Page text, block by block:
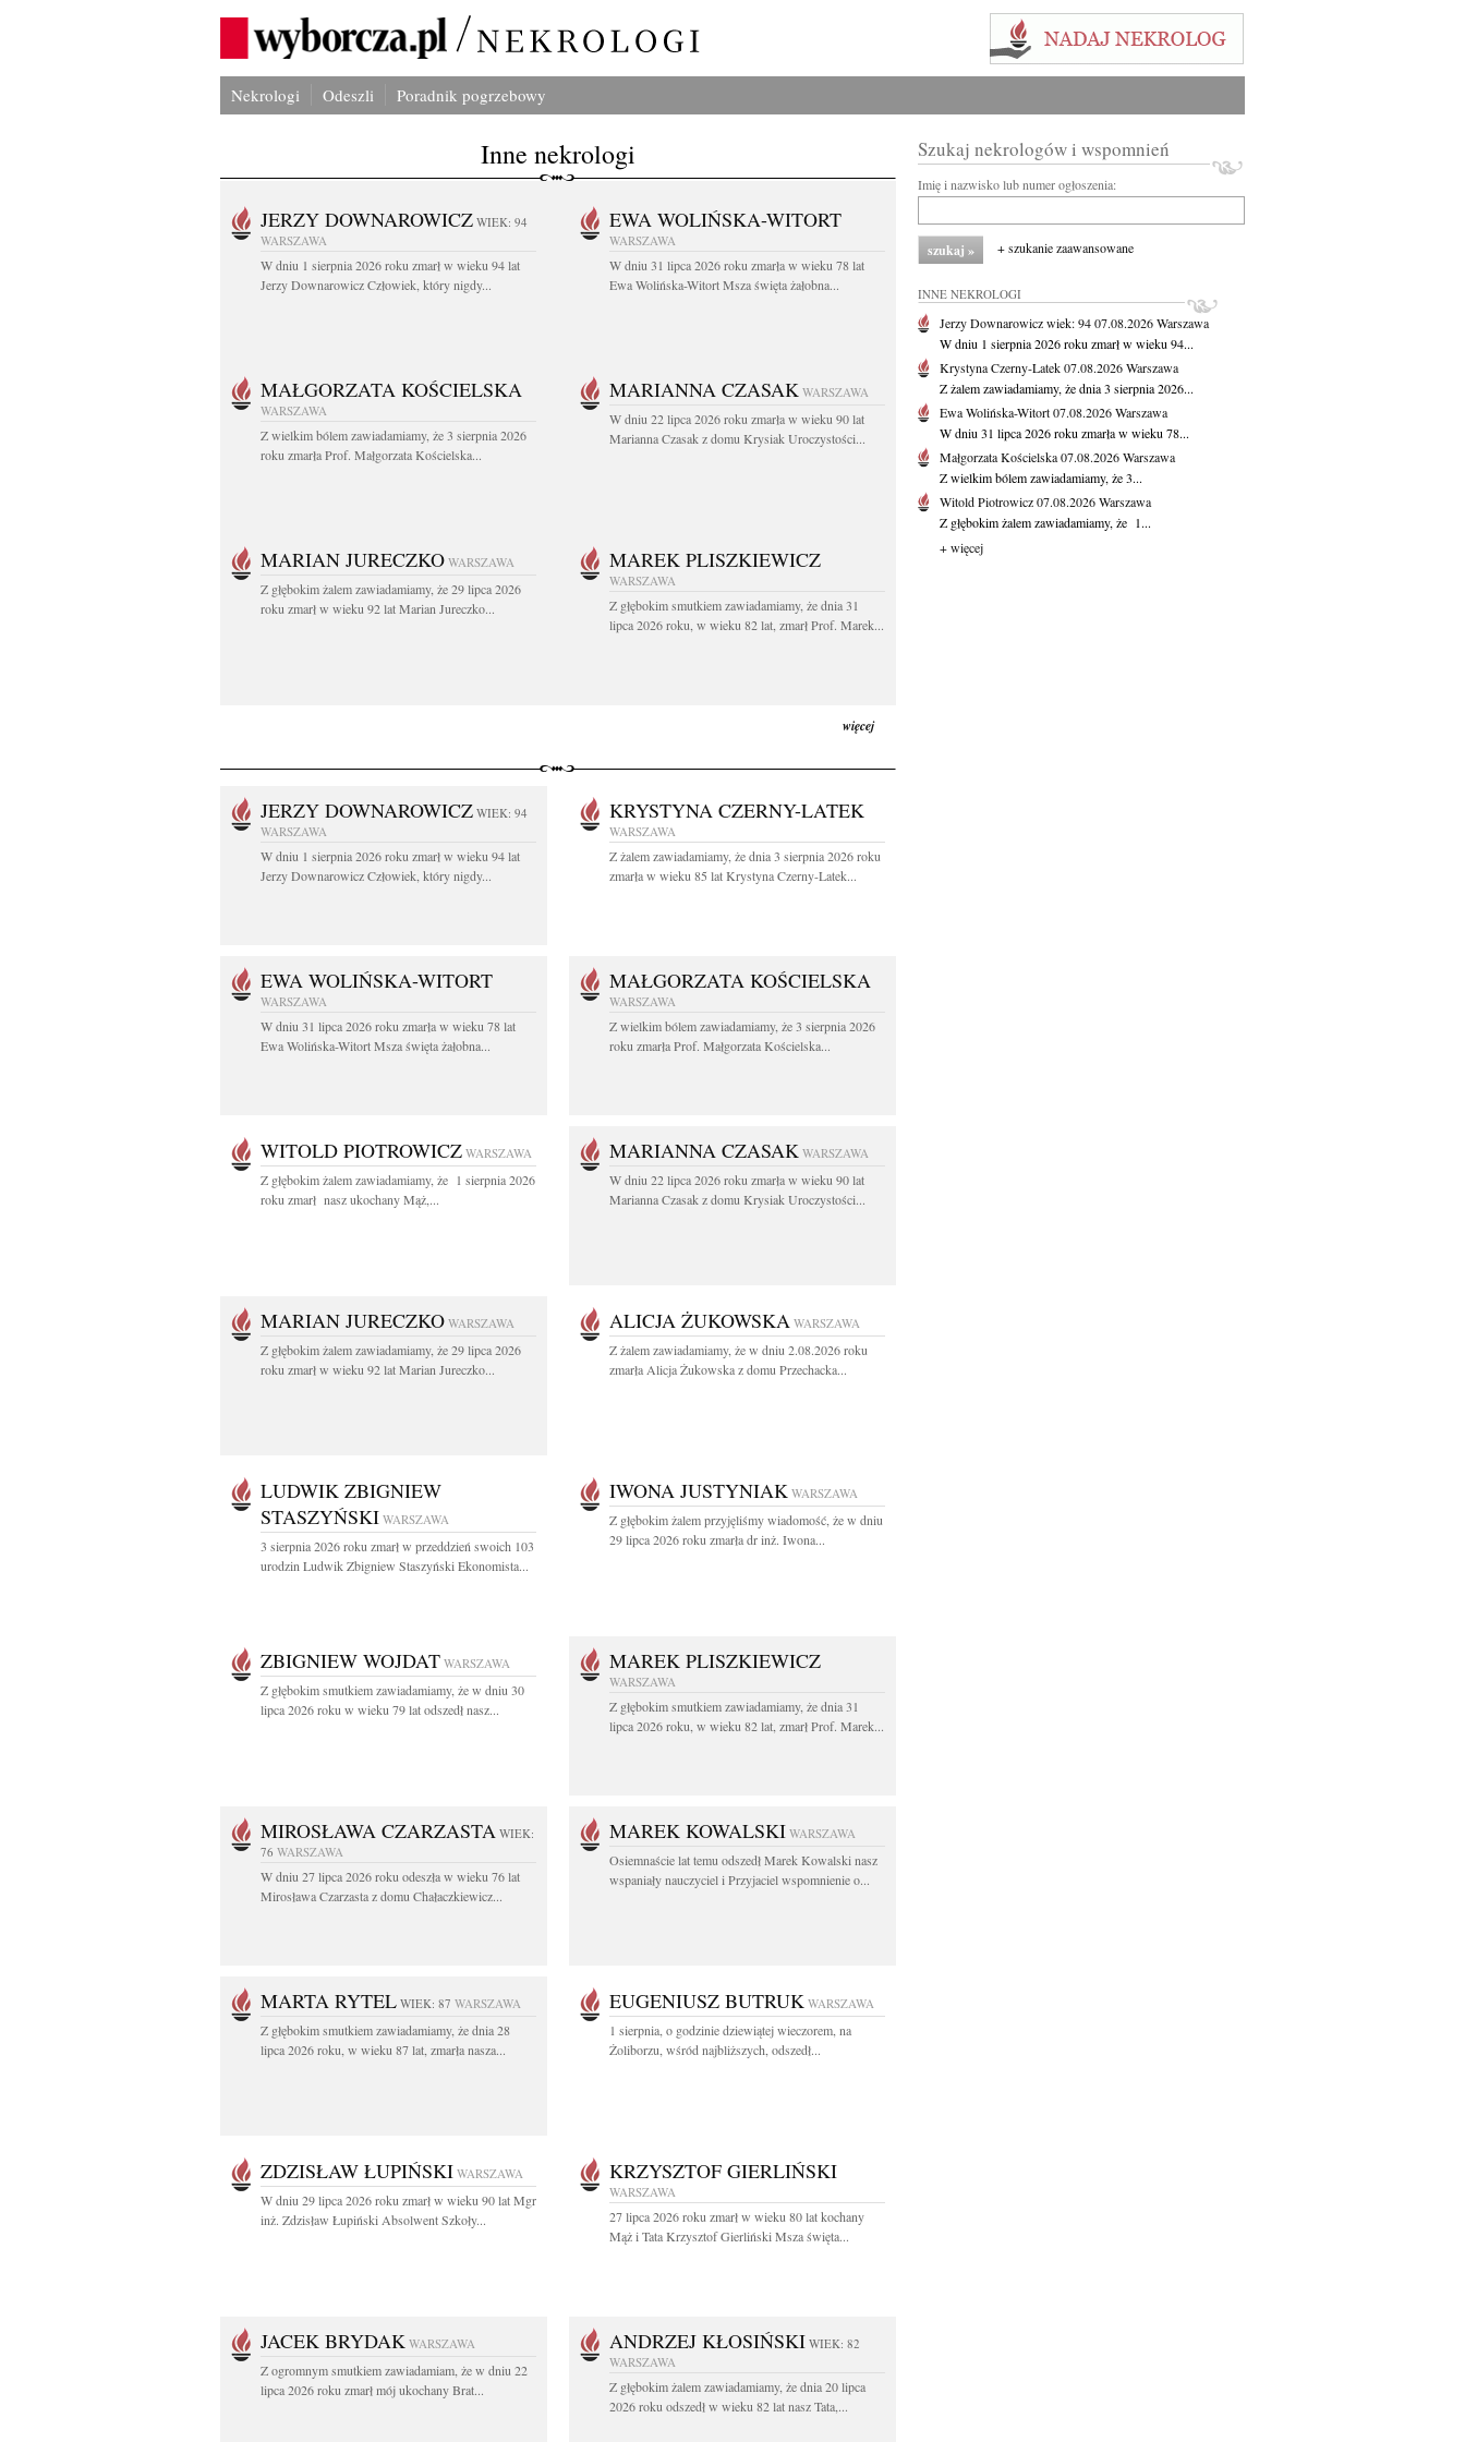
Nekrologi Odeszli Poradnik pogrzebowy
Inne nekrologi
JERZY DOWNAROWICZ WIEK: 94
WARSZAWA
W dniu 1 sierpnia 2026 roku zmarł w wieku 94 lat
Jerzy Downarowicz Człowiek, który nigdy...
EWA WOLIŃSKA-WITORT
WARSZAWA
W dniu 31 lipca 2026 roku zmarła w wieku 78 lat
Ewa Wolińska-Witort Msza święta żałobna...
MAŁGORZATA KOŚCIELSKA
WARSZAWA
Z wielkim bólem zawiadamiamy, że 3 sierpnia 2026
roku zmarła Prof. Małgorzata Kościelska...
MARIANNA CZASAK WARSZAWA
W dniu 22 lipca 2026 roku zmarła w wieku 90 lat
Marianna Czasak z domu Krysiak Uroczystości...
MARIAN JURECZKO WARSZAWA
Z głębokim żalem zawiadamiamy, że 29 lipca 2026
roku zmarł w wieku 92 lat Marian Jureczko...
MAREK PLISZKIEWICZ
WARSZAWA
Z głębokim smutkiem zawiadamiamy, że dnia 31
lipca 2026 roku, w wieku 82 lat, zmarł Prof. Marek...
więcej
JERZY DOWNAROWICZ WIEK: 94
WARSZAWA
W dniu 1 sierpnia 2026 roku zmarł w wieku 94 lat
Jerzy Downarowicz Człowiek, który nigdy...
KRYSTYNA CZERNY-LATEK
WARSZAWA
Z żalem zawiadamiamy, że dnia 3 sierpnia 2026 roku
zmarła w wieku 85 lat Krystyna Czerny-Latek...
EWA WOLIŃSKA-WITORT
WARSZAWA
W dniu 31 lipca 2026 roku zmarła w wieku 78 lat
Ewa Wolińska-Witort Msza święta żałobna...
MAŁGORZATA KOŚCIELSKA
WARSZAWA
Z wielkim bólem zawiadamiamy, że 3 sierpnia 2026
roku zmarła Prof. Małgorzata Kościelska...
WITOLD PIOTROWICZ WARSZAWA
Z głębokim żalem zawiadamiamy, że 1 sierpnia 2026
roku zmarł nasz ukochany Mąż,...
MARIANNA CZASAK WARSZAWA
W dniu 22 lipca 2026 roku zmarła w wieku 90 lat
Marianna Czasak z domu Krysiak Uroczystości...
MARIAN JURECZKO WARSZAWA
Z głębokim żalem zawiadamiamy, że 29 lipca 2026
roku zmarł w wieku 92 lat Marian Jureczko...
ALICJA ŻUKOWSKA WARSZAWA
Z żalem zawiadamiamy, że w dniu 2.08.2026 roku
zmarła Alicja Żukowska z domu Przechacka...
LUDWIK ZBIGNIEW
STASZYŃSKI WARSZAWA
3 sierpnia 2026 roku zmarł w przeddzień swoich 103
urodzin Ludwik Zbigniew Staszyński Ekonomista...
IWONA JUSTYNIAK WARSZAWA
Z głębokim żalem przyjęliśmy wiadomość, że w dniu
29 lipca 2026 roku zmarła dr inż. Iwona...
ZBIGNIEW WOJDAT WARSZAWA
Z głębokim smutkiem zawiadamiamy, że w dniu 30
lipca 2026 roku w wieku 79 lat odszedł nasz...
MAREK PLISZKIEWICZ
WARSZAWA
Z głębokim smutkiem zawiadamiamy, że dnia 31
lipca 2026 roku, w wieku 82 lat, zmarł Prof. Marek...
MIROSŁAWA CZARZASTA WIEK:
76 WARSZAWA
W dniu 27 lipca 2026 roku odeszła w wieku 76 lat
Mirosława Czarzasta z domu Chałaczkiewicz...
MAREK KOWALSKI WARSZAWA
Osiemnaście lat temu odszedł Marek Kowalski nasz
wspaniały nauczyciel i Przyjaciel wspomnienie o...
MARTA RYTEL WIEK: 87 WARSZAWA
Z głębokim smutkiem zawiadamiamy, że dnia 28
lipca 2026 roku, w wieku 87 lat, zmarła nasza...
EUGENIUSZ BUTRUK WARSZAWA
1 sierpnia, o godzinie dziewiątej wieczorem, na
Żoliborzu, wśród najbliższych, odszedł...
ZDZISŁAW ŁUPIŃSKI WARSZAWA
W dniu 29 lipca 2026 roku zmarł w wieku 90 lat Mgr
inż. Zdzisław Łupiński Absolwent Szkoły...
KRZYSZTOF GIERLIŃSKI
WARSZAWA
27 lipca 2026 roku zmarł w wieku 80 lat kochany
Mąż i Tata Krzysztof Gierliński Msza święta...
JACEK BRYDAK WARSZAWA
Z ogromnym smutkiem zawiadamiam, że w dniu 22
lipca 2026 roku zmarł mój ukochany Brat...
ANDRZEJ KŁOSIŃSKI WIEK: 82
WARSZAWA
Z głębokim żalem zawiadamiamy, że dnia 20 lipca
2026 roku odszedł w wieku 82 lat nasz Tata,...
Szukaj nekrologów i wspomnień
Imię i nazwisko lub numer ogłoszenia:
+ szukanie zaawansowane
INNE NEKROLOGI
Jerzy Downarowiczwiek: 9407.08.2026Warszawa
W dniu 1 sierpnia 2026 roku zmarł w wieku 94...
Krystyna Czerny-Latek07.08.2026Warszawa
Z żalem zawiadamiamy, że dnia 3 sierpnia 2026...
Ewa Wolińska-Witort07.08.2026Warszawa
W dniu 31 lipca 2026 roku zmarła w wieku 78...
Małgorzata Kościelska07.08.2026Warszawa
Z wielkim bólem zawiadamiamy, że 3...
Witold Piotrowicz07.08.2026Warszawa
Z głębokim żalem zawiadamiamy, że 1...
+ więcej